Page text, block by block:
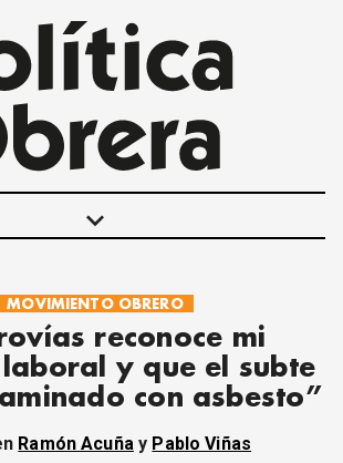
keyboard_arrow_down
POLÍTICAS
INTERNACIONALES
MOVIMIENTO OBRERO
MUJER
SOCIEDAD Y CULTURA
MOVIMIENTO OBRERO
reconoce mi
y que el subte
con asbesto”
Ramón Acuñay Pablo Viñas